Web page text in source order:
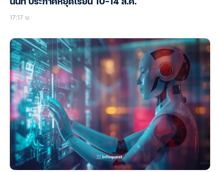
นนท์ ประกาศหยุดเรียน 10-14 ส.ค.
17:17 น.